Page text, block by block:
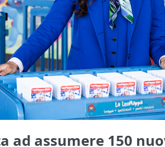
ad assumere 150